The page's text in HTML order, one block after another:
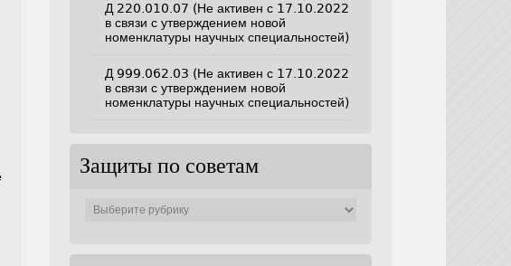
Д 220.010.07 (Не активен с 17.10.2022
в связи с утверждением новой
номенклатуры научных специальностей)
Д 999.062.03 (Не активен с 17.10.2022
в связи с утверждением новой
номенклатуры научных специальностей)
Защиты по советам